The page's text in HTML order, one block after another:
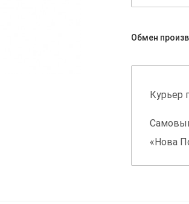
Обмен
Курьер
«Нова